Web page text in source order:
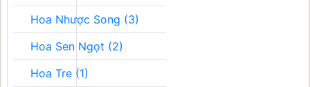
Hoa Nhược Song (3)
Hoa Sen Ngọt (2)
Hoa Tre (1)